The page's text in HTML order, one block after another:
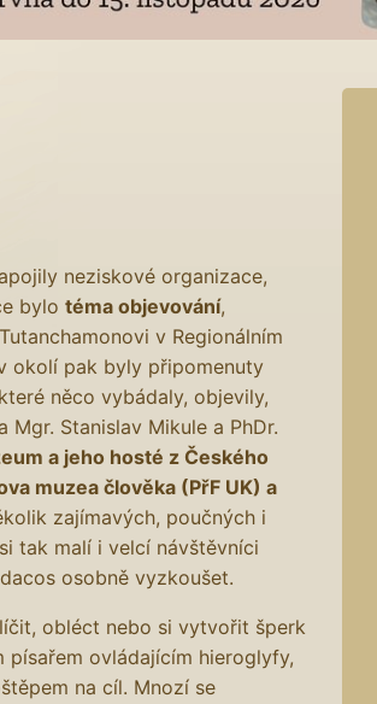
neziskové organizace,
bylo téma objevování,
v Regionálním
okolí pak byly připomenuty
něco vybádaly, objevily,
Stanislav Mikule a PhDr.
a jeho hosté z Českého
muzea člověka (PřF UK) a
zajímavých, poučných i
tak malí i velcí návštěvníci
osobně vyzkoušet.
obléct nebo si vytvořit šperk
ovládajícím hieroglyfy,
na cíl. Mnozí se